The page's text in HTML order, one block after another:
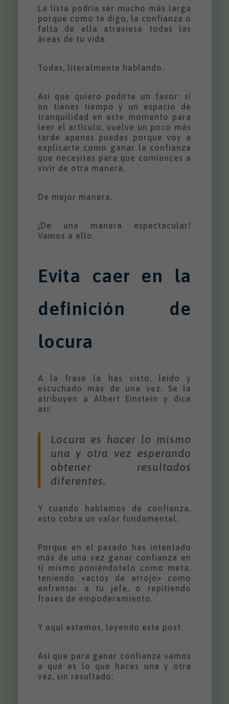
La lista podría ser mucho más larga
porque como te digo, la confianza o
falta de ella atraviesa todas las
áreas de tu vida.
Todas, literalmente hablando.
Así que quiero pedirte un favor: si
no tienes tiempo y un espacio de
tranquilidad en este momento para
leer el artículo, vuelve un poco más
tarde apenas puedas porque voy a
explicarte como ganar la confianza
que necesitas para que comiences a
vivir de otra manera.
De mejor manera.
¡De una manera espectacular!
Vamos a ello.
Evita caer en la
definición de
locura
A la frase la has visto, leído y
escuchado más de una vez. Se la
atribuyen a Albert Einstein y dice
así:
Locura es hacer lo mismo
una y otra vez esperando
obtener resultados
diferentes.
Y cuando hablamos de confianza,
esto cobra un valor fundamental.
Porque en el pasado has intentado
más de una vez ganar confianza en
ti mismo poniéndotelo como meta,
teniendo «actos de arrojo» como
enfrentar a tu jefe, o repitiendo
frases de empoderamiento.
Y aquí estamos, leyendo este post.
Así que para ganar confianza vamos
a qué es lo que haces una y otra
vez, sin resultado: